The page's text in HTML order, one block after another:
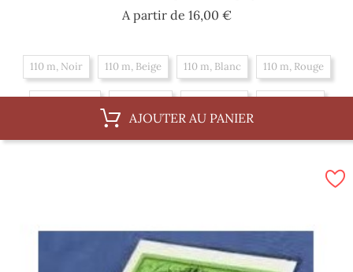
A partir de 16,00 €Prix
110 m, Noir 110 m, Beige 110 m, Blanc 110 m, Rouge
AJOUTER AU PANIER